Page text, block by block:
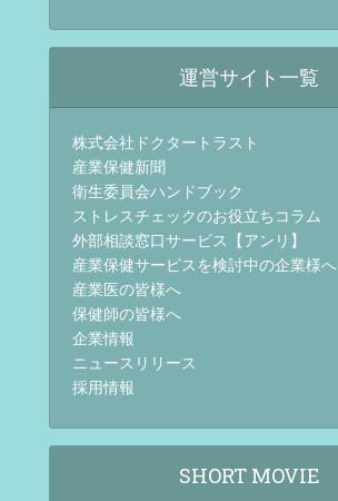
運営サイト一覧
株式会社ドクタートラスト
産業保健新聞
衛生委員会ハンドブック
ストレスチェックのお役立ちコラム
外部相談窓口サービス【アンリ】
産業保健サービスを検討中の企業様へ
産業医の皆様へ
保健師の皆様へ
企業情報
ニュースリリース
採用情報
SHORT MOVIE